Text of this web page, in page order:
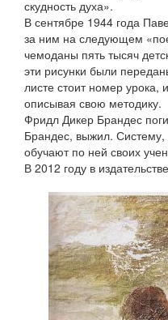
скудность духа».
В сентябре 1944 года
за ним на следующем
чемоданы пять тысяч
эти рисунки были
листе стоит номер урока,
описывая свою методику.
Фридл Дикер Брандес
Брандес, выжил. Систему,
обучают по ней своих
В 2012 году в